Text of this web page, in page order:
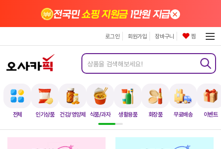
전체 인기상품 건강/영양제 식품/과자 생활용품 화장품 무료배송 이벤트
전국민쇼핑 지원금1만원 지급×
로그인 회원가입 장바구니 찜